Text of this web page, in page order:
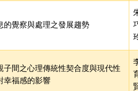
的覺察與處理之發展趨勢
子間之心理傳統性契合度與現代性
幸福感的影響